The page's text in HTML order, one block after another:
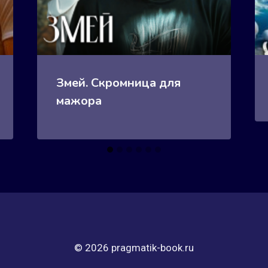
Змей. Скромница для
мажора
© 2026 pragmatik-book.ru